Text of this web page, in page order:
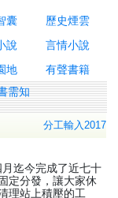
囊
歷史煙雲
說
言情小說
地 有聲書籍
需知
分工輸入2017
迄今完成了近七十
定分發，讓大家休
理站上積壓的工